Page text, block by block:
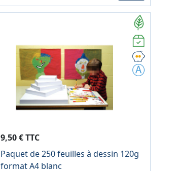
9,50 € TTC
Paquet de 250 feuilles à dessin 120g
format A4 blanc